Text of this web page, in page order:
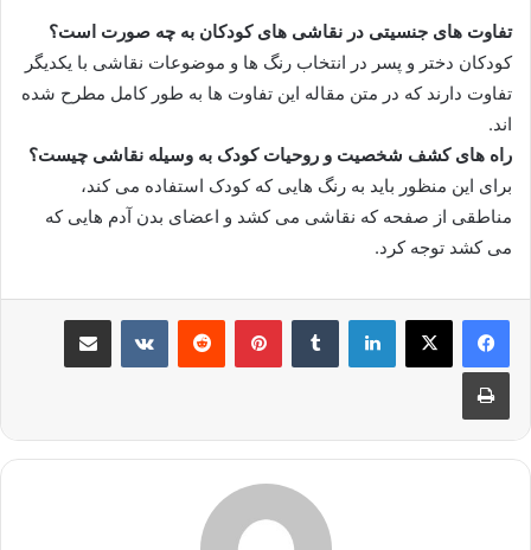
تفاوت های جنسیتی در نقاشی های کودکان به چه صورت است؟
کودکان دختر و پسر در انتخاب رنگ ها و موضوعات نقاشی با یکدیگر
تفاوت دارند که در متن مقاله این تفاوت ها به طور کامل مطرح شده
اند.
راه های کشف شخصیت و روحیات کودک به وسیله نقاشی چیست؟
برای این منظور باید به رنگ هایی که کودک استفاده می کند،
مناطقی از صفحه که نقاشی می کشد و اعضای بدن آدم هایی که
می کشد توجه کرد.
لینکدین ‫تامبلر ‫پین‌ترست‫رددیت ‫VKontakteاشتراک گذاری از طریق ایمیل
چاپ